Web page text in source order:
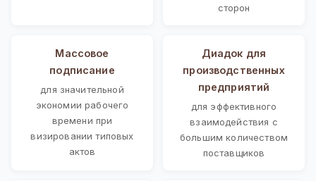
сторон
Массовое
подписание
для значительной
экономии рабочего
времени при
визировании типовых
актов
Диадок для
производственных
предприятий
для эффективного
взаимодействия с
большим количеством
поставщиков